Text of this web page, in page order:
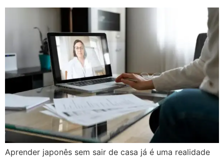
Aprender japonês sem sair de casa já é uma realidade